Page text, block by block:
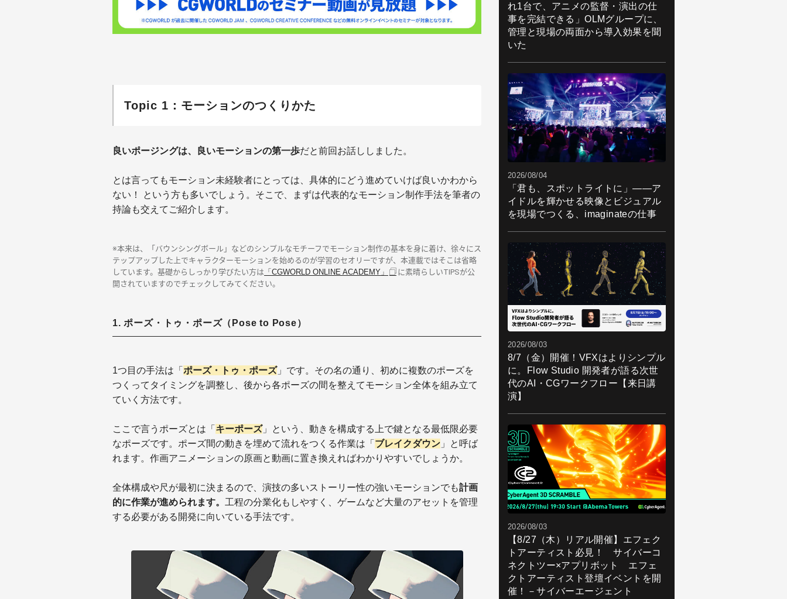
Topic 1：モーションのつくりかた
良いポージングは、良いモーションの第一歩だと前回お話ししました。
とは言ってもモーション未経験者にとっては、具体的にどう進めていけば良いかわから
ない！ という方も多いでしょう。そこで、まずは代表的なモーション制作手法を筆者の
持論も交えてご紹介します。
※本来は、「バウンシングボール」などのシンプルなモチーフでモーション制作の基本を身に着け、徐々にス
テップアップした上でキャラクターモーションを始めるのが学習のセオリーですが、本連載ではそこは省略
しています。基礎からしっかり学びたい方は 「CGWORLD ONLINE ACADEMY」
に素晴らしいTIPSが公
開されていますのでチェックしてみてください。
1. ポーズ・トゥ・ポーズ（Pose to Pose）
1つ目の手法は「 ポーズ・トゥ・ポーズ」です。その名の通り、初めに複数のポーズを
つくってタイミングを調整し、後から各ポーズの間を整えてモーション全体を組み立て
ていく方法です。
ここで言うポーズとは「 キーポーズ」という、動きを構成する上で鍵となる最低限必要
なポーズです。ポーズ間の動きを埋めて流れをつくる作業は「 ブレイクダウン 」と呼ば
れます。作画アニメーションの原画と動画に置き換えればわかりやすいでしょうか。
全体構成や尺が最初に決まるので、演技の多いストーリー性の強いモーションでも計画
的に作業が進められます。 工程の分業化もしやすく、ゲームなど大量のアセットを管理
する必要がある開発に向いている手法です。
れ1台で、アニメの監督・演出の仕
事を完結できる」OLMグループに、
管理と現場の両面から導入効果を聞
いた
2026/08/04
「君も、スポットライトに」――ア
イドルを輝かせる映像とビジュアル
を現場でつくる、imaginateの仕事
2026/08/03
8/7（金）開催！VFXはよりシンプル
に。Flow Studio 開発者が語る次世
代のAI・CGワークフロー【来日講
演】
2026/08/03
【8/27（木）リアル開催】エフェク
トアーティスト必見！ サイバーコ
ネクトツー×アプリボット エフェ
クトアーティスト登壇イベントを開
催！－サイバーエージェント